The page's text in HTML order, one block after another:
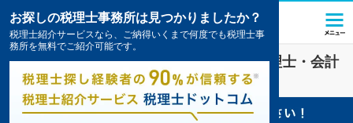
弘高下駅(青森県)の経理・決算を扱う税理士・会計
事務所の一覧1件掲載中
お探しの税理士事務所は見つかりましたか？
税理士紹介サービスなら、ご納得いくまで何度でも税理士事
務所を無料でご紹介可能です。